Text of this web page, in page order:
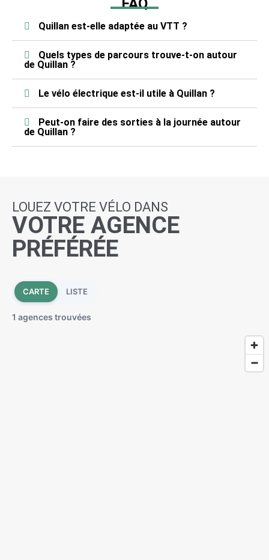
FAQ
Quillan est-elle adaptée au VTT ?
Quels types de parcours trouve-t-on autour
de Quillan ?
Le vélo électrique est-il utile à Quillan ?
Peut-on faire des sorties à la journée autour
de Quillan ?
LOUEZ VOTRE VÉLO DANS
VOTRE AGENCE
PRÉFÉRÉE
CARTE LISTE
1 agences trouvées